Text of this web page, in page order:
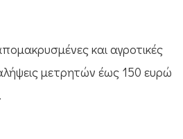
και αγροτικές
μετρητών έως 150 ευρώ